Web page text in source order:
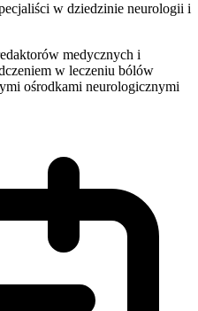
w dziedzinie neurologii i
medycznych i
w leczeniu bólów
ośrodkami neurologicznymi